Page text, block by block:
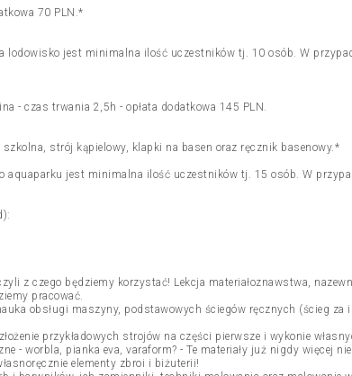
70 PLN.*
lodowisko jest minimalna ilość uczestników tj. 10 osób. W
- czas trwania 2,5h - opłata dodatkowa 145 PLN.
strój kąpielowy, klapki na basen oraz ręcznik basenowy.*
aquaparku jest minimalna ilość uczestników tj. 15 osób. W
z czego będziemy korzystać! Lekcja materiałoznawstwa,
pracować.
obsługi maszyny, podstawowych ściegów ręcznych (ścieg
przykładowych strojów na części pierwsze i wykonie
- worbla, pianka eva, varaform? - Te materiały już nigdy
elementy zbroi i biżuterii!